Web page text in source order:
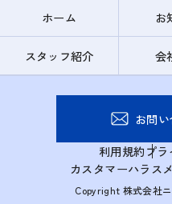
ホーム お
スタッフ紹介 会
お問
利用規約プ
カスタマーハラス
Copyright 株式会社